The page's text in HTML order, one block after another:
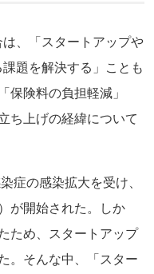
、「スタートアップや
題を解決する」ことも
保険料の負担軽減」
ち上げの経緯について
症の感染拡大を受け、
が開始された。しか
ため、スタートアップ
。そんな中、「スター